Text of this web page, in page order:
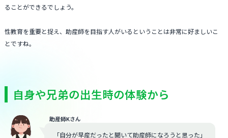
ることができるでしょう。
性教育を重要と捉え、助産師を目指す人がいるということは非常に好ましいこ
とですね。
自身や兄弟の出生時の体験から
助産師Kさん
「自分が早産だったと聞いて助産師になろうと思った」